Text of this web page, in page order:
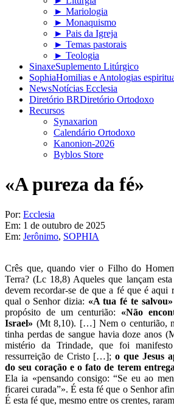
► Mariologia
► Monaquismo
► Pais da Igreja
► Temas pastorais
► Teologia
SinaxeSuplemento Litúrgico
SophiaHomilias e Antologias
NewsNotícias Ecclesia
Diretório BRDiretório Ortodoxo
Recursos
Synaxarion
Calendário Ortodoxo
Kanonion-2026
Byblos Store
«A pureza da fé»
Por: Ecclesia
Em: 1 de outubro de 2025
Em: Jerônimo, SOPHIA
Crês que, quando vier o Filho do
Terra? (Lc 18,8) Aqueles que lançam
devem recordar-se de que a fé que é aqui
qual o Senhor dizia: «A tua fé te salvou»
propósito de um centurião: «Não
Israel» (Mt 8,10). […] Nem o centurião,
tinha perdas de sangue havia doze anos
mistério da Trindade, que foi
ressurreição de Cristo […];o que Jesus
do seu coração e o fato de terem
Ela ia «pensando consigo: “Se eu ao
ficarei curada”». É esta fé que o Senhor
É esta fé que, mesmo entre os crentes,